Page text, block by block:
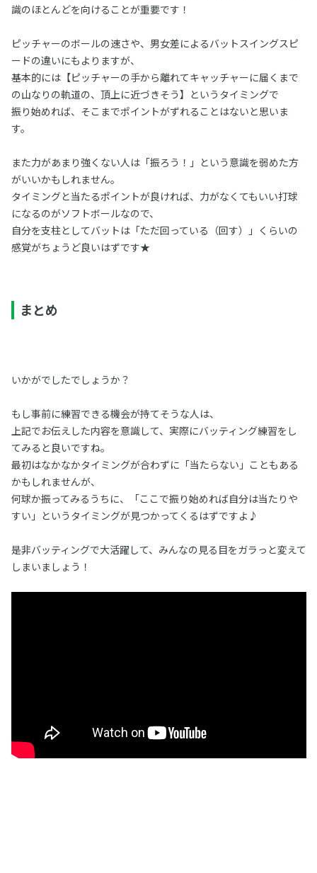
識のほとんどを向けることが重要です！
ピッチャーのボールの速さや、男女差によるバットスイングスピ
ードの違いにもよりますが、
基本的には【ピッチャーの手から離れてキャッチャーに届くまで
の山なりの軌道の、頂上に近づきそう】というタイミングで
振り始めれば、そこまでポイントがずれることはないと思いま
す。
また力があまり強くない人は「振ろう！」という意識を弱めた方
がいいかもしれません。
タイミングと当たるポイントが良ければ、力がなくてもいい打球
になるのがソフトボールなので、
自分を支柱としてバットは「ただ回っている（回す）」くらいの
感覚がちょうど良いはずです★
まとめ
いかがでしたでしょうか？
もし事前に練習できる機会が持てそうな人は、
上記でお伝えした内容を意識して、実際にバッティング練習をし
てみると良いですね。
最初はなかなかタイミングが合わずに「当たらない」こともある
かもしれませんが、
何球か振ってみるうちに、「ここで振り始めれば自分は当たりや
すい」というタイミングが見つかってくるはずですよ♪
是非バッティングで大活躍して、みんなの見る目をガラっと変えて
しまいましょう！